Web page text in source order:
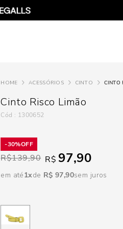
O que você está
ACESSÓRIOS CINTO CINTO
Cinto Risco Limão
: 1300652
30%
R$139,90 R$ 97,90
em até1 R$ 97,90sem juros